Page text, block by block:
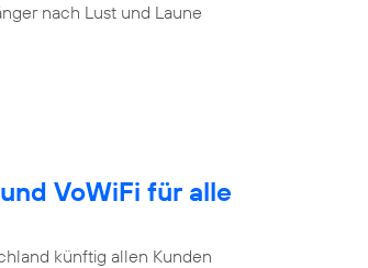
nach Lust und Laune
VoWiFi für alle
künftig allen Kunden